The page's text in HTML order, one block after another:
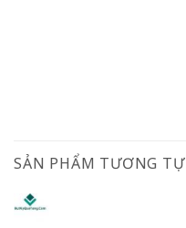
SẢN PHẨM TƯƠNG TỰ